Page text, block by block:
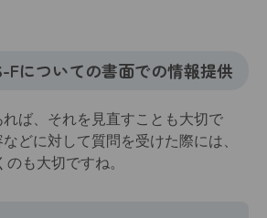
についての書面での情報提供
ば、それを見直すことも大切で
どに対して質問を受けた際には、
も大切ですね。